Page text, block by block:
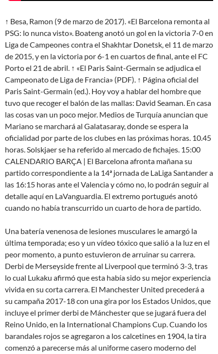
↑ Besa, Ramon (9 de marzo de 2017). «El Barcelona remonta al
PSG: lo nunca visto». Boateng anotó un gol en la victoria 7-0 en
Liga de Campeones contra el Shakhtar Donetsk, el 11 de marzo
de 2015, y en la victoria por 6-1 en cuartos de final, ante el FC
Porto el 21 de abril. ↑ «El Paris Saint-Germain se adjudica el
Campeonato de Liga de Francia» (PDF). ↑ Página oficial del
Paris Saint-Germain (ed.). Hoy voy a hablar del hombre que
tuvo que recoger el balón de las mallas: David Seaman. En casa
las cosas van un poco mejor. Medios de Turquía anuncian que
Mariano se marchará al Galatasaray, donde se espera la
oficialidad por parte de los clubes en las próximas horas. 10.45
horas. Solskjaer se ha referido al mercado de fichajes. 15:00
CALENDARIO BARÇA | El Barcelona afronta mañana su
partido correspondiente a la 14ª jornada de LaLiga Santander a
las 16:15 horas ante el Valencia y cómo no, lo podrán seguir al
detalle aquí en LaVanguardia. El extremo portugués anotó
cuando no había transcurrido un cuarto de hora de partido.
Una batería venenosa de lesiones musculares le amargó la
última temporada; eso y un vídeo tóxico que salió a la luz en el
peor momento, a punto estuvieron de arruinar su carrera.
Derbi de Merseyside frente al Liverpool que terminó 3-3, tras
lo cual Lukaku afirmó que esta había sido su mejor experiencia
vivida en su corta carrera. El Manchester United precederá a
su campaña 2017-18 con una gira por los Estados Unidos, que
incluye el primer derbi de Mánchester que se jugará fuera del
Reino Unido, en la International Champions Cup. Cuando los
barandales rojos se agregaron a los calcetines en 1904, la tira
comenzó a parecerse más al uniforme casero moderno del